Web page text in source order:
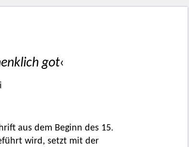
got‹
aus dem Beginn des 15.
wird, setzt mit der